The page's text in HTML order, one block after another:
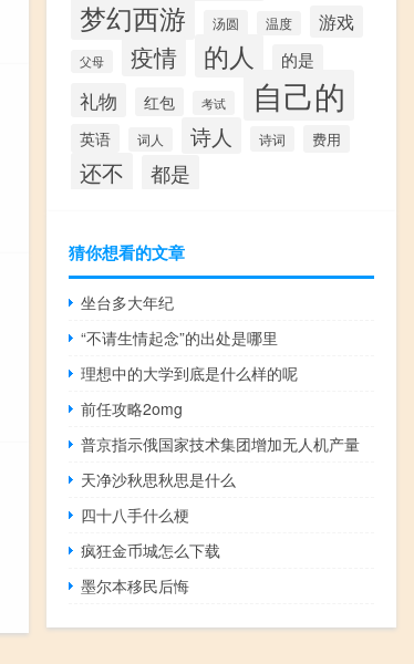
梦幻西游 汤圆 温度 游戏
父母 疫情 的人 的是
礼物 红包 考试 自己的
英语 词人 诗人 诗词 费用
还不 都是
猜你想看的文章
坐台多大年纪
“不请生情起念”的出处是哪里
理想中的大学到底是什么样的呢
前任攻略2omg
普京指示俄国家技术集团增加无人机产量
天净沙秋思秋思是什么
四十八手什么梗
疯狂金币城怎么下载
墨尔本移民后悔